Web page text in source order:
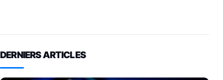
DERNIERS ARTICLES